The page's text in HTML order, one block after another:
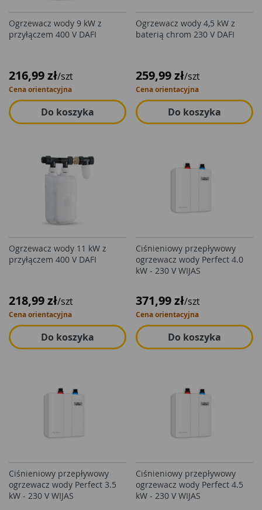
Ogrzewacz wody 9 kW z
przyłączem 400 V DAFI
216,99 zł/szt
Cena orientacyjna
Do koszyka
Ogrzewacz wody 4,5 kW z
baterią chrom 230 V DAFI
259,99 zł/szt
Cena orientacyjna
Do koszyka
Ogrzewacz wody 11 kW z
przyłączem 400 V DAFI
218,99 zł/szt
Cena orientacyjna
Do koszyka
Ciśnieniowy przepływowy
ogrzewacz wody Perfect 4.0
kW - 230 V WIJAS
371,99 zł/szt
Cena orientacyjna
Do koszyka
Ciśnieniowy przepływowy
ogrzewacz wody Perfect 3.5
kW - 230 V WIJAS
Ciśnieniowy przepływowy
ogrzewacz wody Perfect 4.5
kW - 230 V WIJAS